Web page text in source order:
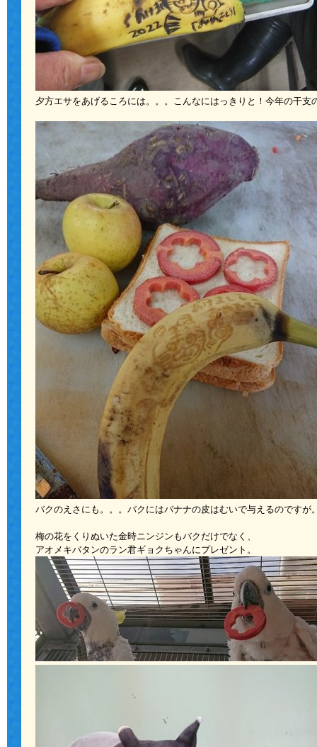
夕方エサをあげるころには。。。こんなにはっきりと！今年の干支
バクのえさにも。。。バクにはバナナの皮はむいで与えるのですが
梅の花をくりぬいた金時ニンジンもバクだけでなく、
アオメキバタンのラン君ギョクちゃんにプレゼント。